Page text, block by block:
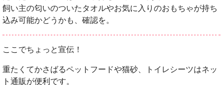
飼い主の匂いのついたタオルやお気に入りのおもちゃが持ち
込み可能かどうかも、確認を。
ここでちょっと宣伝！
重たくてかさばるペットフードや猫砂、トイレシーツはネッ
ト通販が便利です。